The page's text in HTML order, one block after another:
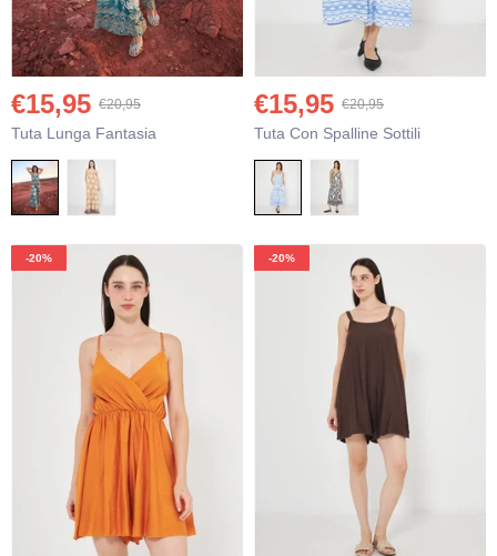
Tuta Lunga Fantasia
€20,95
€15,95
Tuta Con Spalline Sottili
€20,95
€15,95
-20% -20%